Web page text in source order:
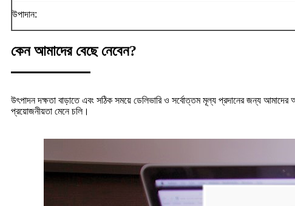
উপাদান:
কেন আমাদের বেছে নেবেন?
উৎপাদন দক্ষতা বাড়াতে এবং সঠিক সময়ে ডেলিভারি ও সর্বোত্তম মূল্য প্রদানের জন্য
প্রয়োজনীয়তা মেনে চলি।